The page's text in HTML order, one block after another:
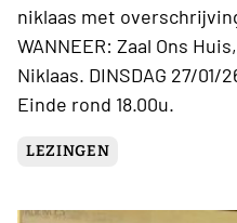
niklaas met
WANNEER: Zaal Ons
Niklaas. DINSDAG 27/01/
Einde rond 18.00u.
LEZINGEN